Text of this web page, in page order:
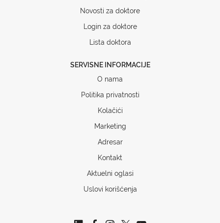
Novosti za doktore
Login za doktore
Lista doktora
SERVISNE INFORMACIJE
O nama
Politika privatnosti
Kolačići
Marketing
Adresar
Kontakt
Aktuelni oglasi
Uslovi korišćenja